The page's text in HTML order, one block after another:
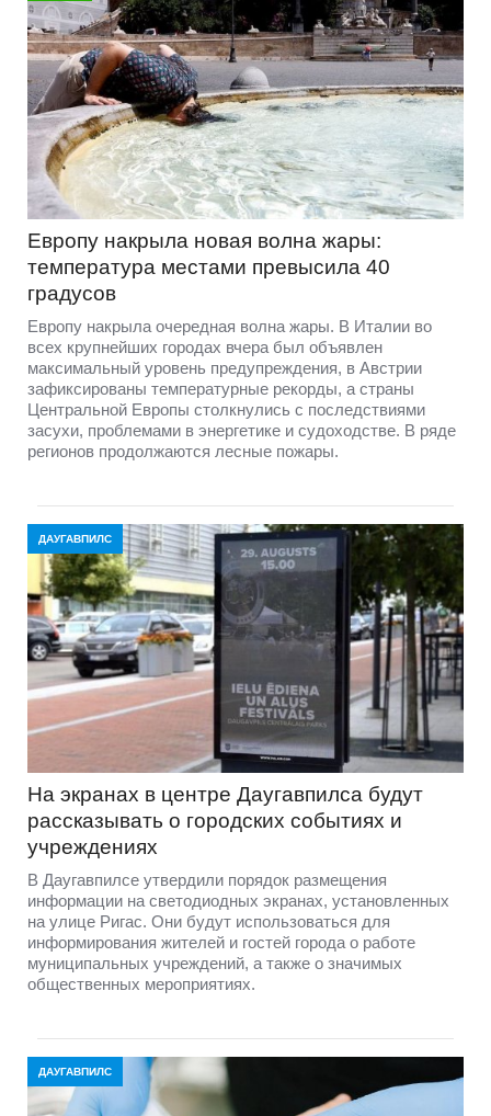
Европу накрыла новая волна жары:
температура местами превысила 40
градусов
Европу накрыла очередная волна жары. В Италии во
всех крупнейших городах вчера был объявлен
максимальный уровень предупреждения, в Австрии
зафиксированы температурные рекорды, а страны
Центральной Европы столкнулись с последствиями
засухи, проблемами в энергетике и судоходстве. В ряде
регионов продолжаются лесные пожары.
ДАУГАВПИЛС
На экранах в центре Даугавпилса будут
рассказывать о городских событиях и
учреждениях
В Даугавпилсе утвердили порядок размещения
информации на светодиодных экранах, установленных
на улице Ригас. Они будут использоваться для
информирования жителей и гостей города о работе
муниципальных учреждений, а также о значимых
общественных мероприятиях.
ДАУГАВПИЛС